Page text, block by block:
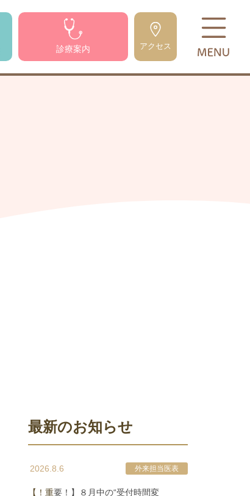
診療案内 アクセス
最新のお知らせ
2026.8.6 外来担当医表
【！重要！】８月中の“受付時間変